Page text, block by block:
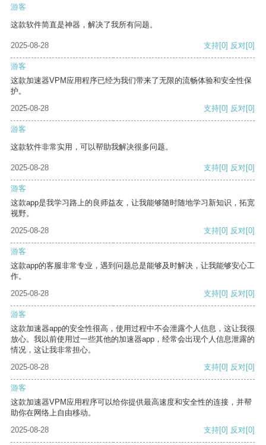
游客
这款软件简直是神器，解决了我所有问题。
2025-08-28 支持[0] 反对[0]
游客
这款加速器VPM应用程序已经为我们带来了无限的流畅体验和安全性保
护。
2025-08-28
支持[0] 反对[0]
游客
这款软件非常实用，可以帮助我解决很多问题。
2025-08-28 支持[0] 反对[0]
游客
这款app是我学习路上的良师益友，让我能够随时随地学习新知识，拓宽
视野。
2025-08-28
支持[0] 反对[0]
游客
这款app的客服非常专业，遇到问题总是能够及时解决，让我能够安心工
作。
2025-08-28
支持[0] 反对[0]
游客
这款加速器app的安全性很高，使用过程中不会泄露个人信息，这让我很
放心。我以前使用过一些其他的加速器app，经常会出现个人信息泄露的
情况，这让我非常担心。
2025-08-28
支持[0] 反对[0]
游客
这款加速器VPM应用程序可以给你提供最高速度和安全性的连接，并帮
助你在网络上自由移动。
2025-08-28
支持[0] 反对[0]